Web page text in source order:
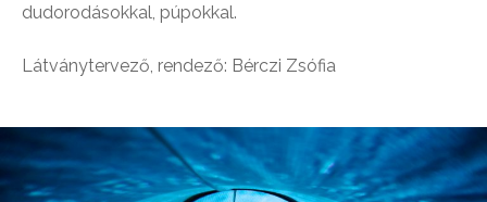
dudorodásokkal, púpokkal.
Látványtervező, rendező: Bérczi Zsófia